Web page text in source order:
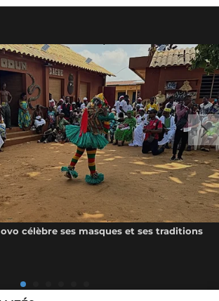
célèbre ses masques et ses traditions